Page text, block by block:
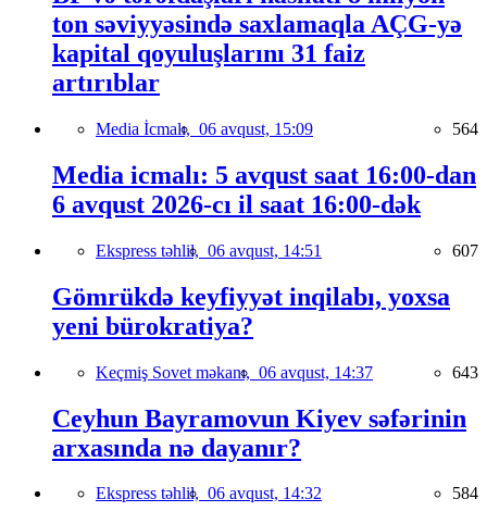
ton səviyyəsində saxlamaqla AÇG-yə
kapital qoyuluşlarını 31 faiz
artırıblar
Media İcmalı, 06 avqust, 15:09 564
Media icmalı: 5 avqust saat 16:00-dan
6 avqust 2026-cı il saat 16:00-dək
Ekspress təhlil, 06 avqust, 14:51 607
Gömrükdə keyfiyyət inqilabı, yoxsa
yeni bürokratiya?
Keçmiş Sovet məkanı, 06 avqust, 14:37 643
Ceyhun Bayramovun Kiyev səfərinin
arxasında nə dayanır?
Ekspress təhlil, 06 avqust, 14:32 584